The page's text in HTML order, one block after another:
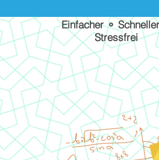
Einfacher ⚬
Stressfrei